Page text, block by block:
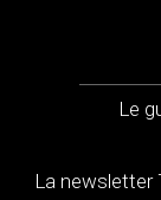
Le
La newsletter